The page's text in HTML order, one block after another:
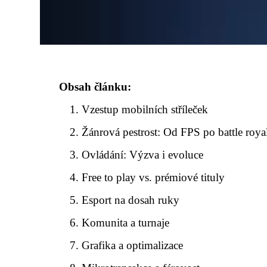
Obsah článku:
Vzestup mobilních stříleček
Žánrová pestrost: Od FPS po battle
Ovládání: Výzva i evoluce
Free to play vs. prémiové tituly
Esport na dosah ruky
Komunita a turnaje
Grafika a optimalizace